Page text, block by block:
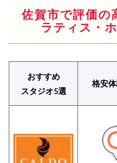
佐賀市で評価の
ラティス・
おすすめ
スタジオ5選
格安